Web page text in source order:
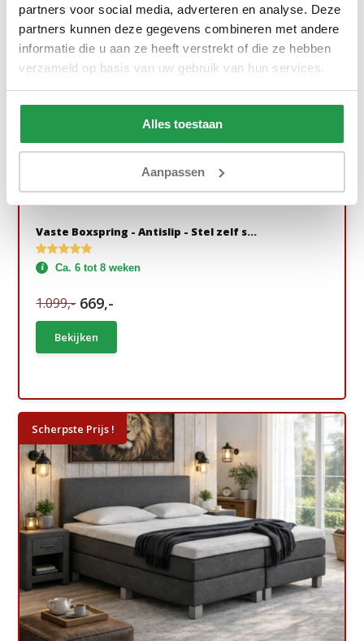
partners voor social media, adverteren en analyse. Deze
partners kunnen deze gegevens combineren met andere
informatie die u aan ze heeft verstrekt of die ze hebben
verzameld op basis van uw gebruik van hun services.
Alles toestaan
Aanpassen
Vaste Boxspring - Antislip - Stel zelf s...
Ca. 6 tot 8 weken
1.099,- 669,-
Bekijken
Scherpste Prijs !